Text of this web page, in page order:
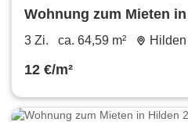
Wohnung zum Mieten
m²
3 Zi. ca. 64,59 m²
12 €/m²